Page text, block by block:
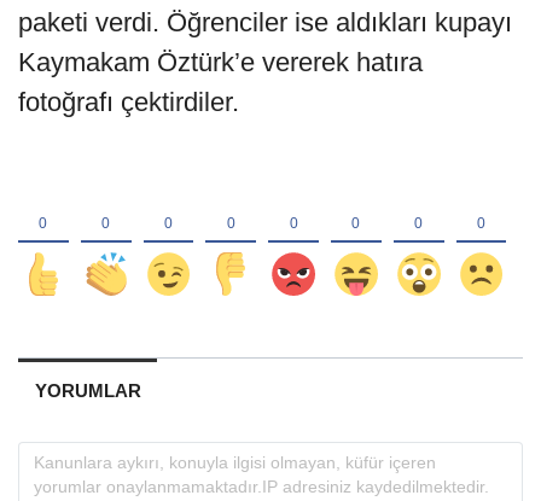
paketi verdi. Öğrenciler ise aldıkları kupayı
Kaymakam Öztürk’e vererek hatıra
fotoğrafı çektirdiler.
YORUMLAR